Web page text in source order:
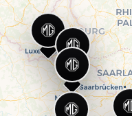
7h45-12h /
Itinéraire
9h-12h
9h-12h
8h-12h /